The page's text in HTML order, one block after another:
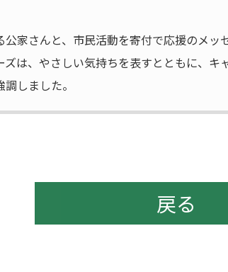
家さんと、市民活動を寄付で応援のメッ
は、やさしい気持ちを表すとともに、
しました。
戻る